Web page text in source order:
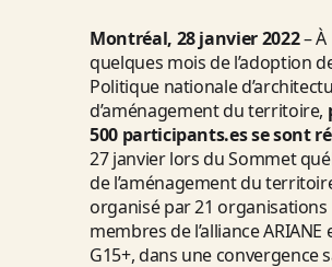
Montréal, 28 janvier 2022– À
quelques mois de l’adoption
Politique nationale
d’aménagement du territoire,
500 participants.es se sont
27 janvier lors du Sommet
de l’aménagement du
organisé par 21 organisations
membres de l’alliance ARIANE
G15+, dans une convergence